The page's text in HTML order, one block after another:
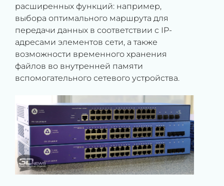
расширенных функций: например,
выбора оптимального маршрута для
передачи данных в соответствии с IP-
адресами элементов сети, а также
возможности временного хранения
файлов во внутренней памяти
вспомогательного сетевого устройства.